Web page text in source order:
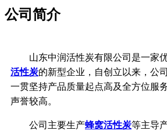
公司简介
山东中润活性炭有限公司是一家
活性炭的新型企业，自创立以来，公
一贯坚持产品质量起点高及全方位服
声誉较高。
公司主要生产蜂窝活性炭等主导